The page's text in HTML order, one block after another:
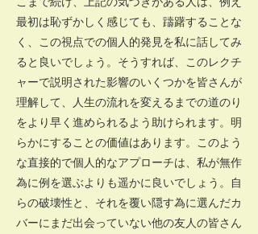
最初は恥ずかしく感じても、躊躇することな
く、この視点での個人的発見を私に話してみ
ると良いでしょう。そうすれば、このレクチ
ャーで説明された影響のいくつかを皆さんが
理解して、人生の流れを変えるまでの道のり
をより早く進められるよう助けられます。明
らかにすることの価値はあります。このよう
な直接的で個人的なアプローチは、私が無作
為に例を選ぶよりも遥かに良いでしょう。自
らの破壊性と、それを覆い隠す為に選んだカ
バーにまだ出会っていない他の友人の皆さん